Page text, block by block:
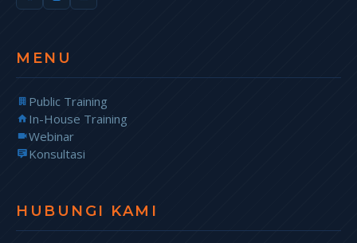
MENU
Public Training
In-House Training
Webinar
Konsultasi
HUBUNGI KAMI